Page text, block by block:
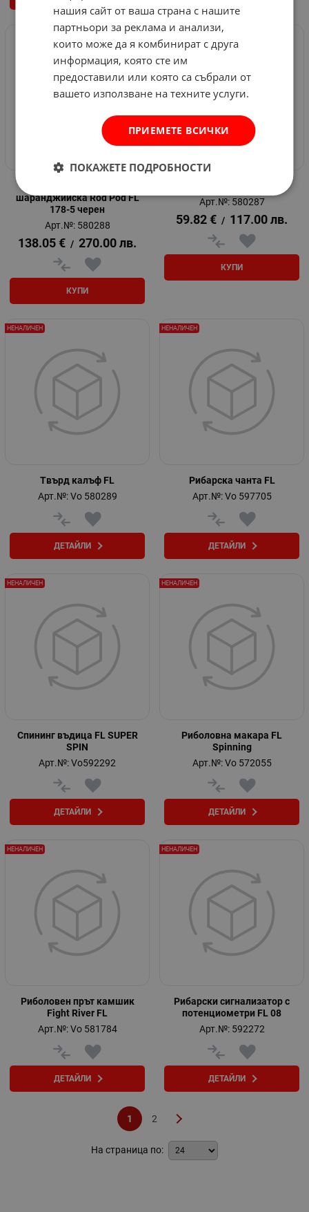
шаранджийска Rod Pod FL
178-5 черен
Арт.№: 580288
138.05 € / 270.00 лв.
КУПИ
Арт.№: 580287
59.82 € / 117.00 лв.
КУПИ
Tвърд калъф FL
Арт.№: Vo 580289
ДЕТАЙЛИ
НЕНАЛИЧЕН
Рибарска чанта FL
Арт.№: Vo 597705
ДЕТАЙЛИ
НЕНАЛИЧЕН
Спининг въдица FL SUPER
SPIN
Арт.№: Vo592292
ДЕТАЙЛИ
НЕНАЛИЧЕН
Риболовна макара FL
Spinning
Арт.№: Vo 572055
ДЕТАЙЛИ
НЕНАЛИЧЕН
Риболовен прът камшик
Fight River FL
Арт.№: Vo 581784
ДЕТАЙЛИ
НЕНАЛИЧЕН
Рибарски сигнализатор с
потенциометри FL 08
Арт.№: 592272
ДЕТАЙЛИ
НЕНАЛИЧЕН
1 2
На страница по:
нашия сайт от ваша страна с нашите
партньори за реклама и анализи,
които може да я комбинират с друга
информация, която сте им
предоставили или която са събрали от
вашето използване на техните услуги.
ПРИЕМЕТЕ ВСИЧКИ
ПОКАЖЕТЕ ПОДРОБНОСТИ